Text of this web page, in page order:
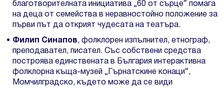
благотворителната инициатива „60 от сърце“ помага
на деца от семейства в неравностойно положение за
първи път да открият чудесата на театъра.
Филип Синапов, фолклорен изпълнител, етнограф,
преподавател, писател. Със собствени средства
построява единствената в България интерактивна
фолклорна къща-музей „Гърнатскине конаци“,
Момчилградско, където може да се види